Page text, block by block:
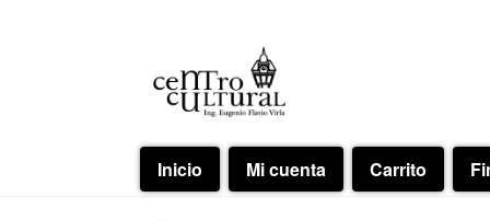
a
navegación
al
contenido
Inicio Mi cuenta Carrito